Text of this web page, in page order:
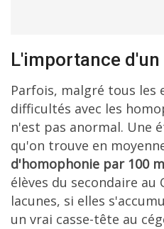
L'importance
Parfois, malgré tous les
difficultés avec les
n'est pas anormal. Une
qu'on trouve en
d'homophonie par 100
élèves du secondaire au
lacunes, si elles
un vrai casse-tête au